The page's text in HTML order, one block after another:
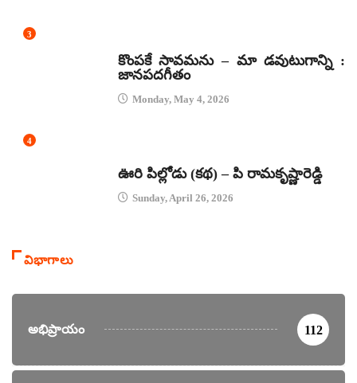
3
కొంపకే సావమను – మా డవుటుగాన్ని :
జానపదగీతం
Monday, May 4, 2026
4
ఊరి పిల్లోడు (కథ) – పి రామకృష్ణారెడ్డి
Sunday, April 26, 2026
విభాగాలు
అభిప్రాయం 112